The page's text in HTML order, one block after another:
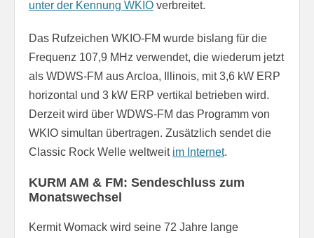
unter der Kennung WKIO verbreitet.
Das Rufzeichen WKIO-FM wurde bislang für die
Frequenz 107,9 MHz verwendet, die wiederum jetzt
als WDWS-FM aus Arcloa, Illinois, mit 3,6 kW ERP
horizontal und 3 kW ERP vertikal betrieben wird.
Derzeit wird über WDWS-FM das Programm von
WKIO simultan übertragen. Zusätzlich sendet die
Classic Rock Welle weltweit im Internet.
KURM AM & FM: Sendeschluss zum
Monatswechsel
Kermit Womack wird seine 72 Jahre lange